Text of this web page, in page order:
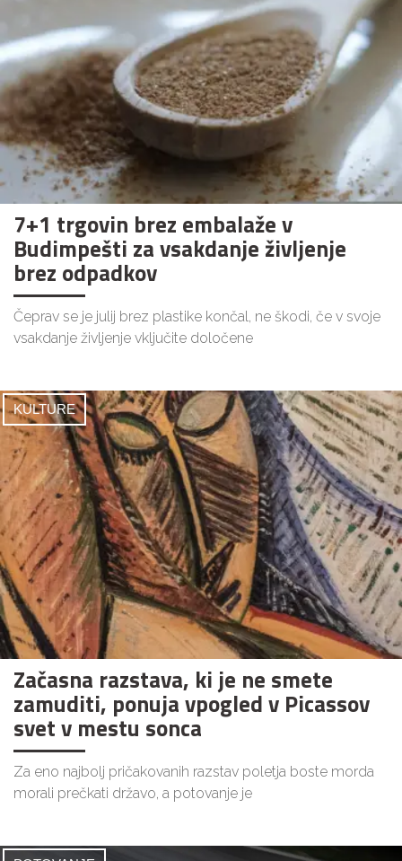
7+1 trgovin brez embalaže v
Budimpešti za vsakdanje življenje
brez odpadkov
Čeprav se je julij brez plastike končal, ne škodi, če v svoje
vsakdanje življenje vključite določene
KULTURE
Začasna razstava, ki je ne smete
zamuditi, ponuja vpogled v Picassov
svet v mestu sonca
Za eno najbolj pričakovanih razstav poletja boste morda
morali prečkati državo, a potovanje je